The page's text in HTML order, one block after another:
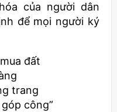
của người dân
để mọi người ký
đất
trang
công”